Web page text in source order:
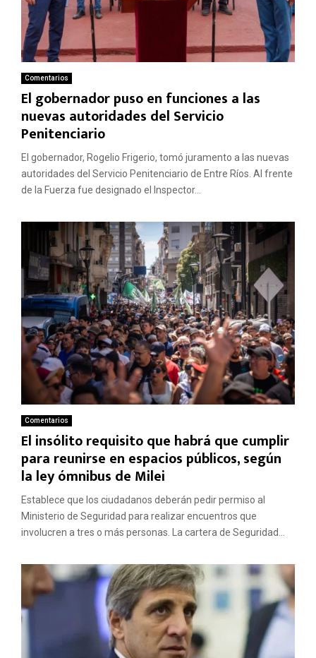
Comentarios
El gobernador puso en funciones a las
nuevas autoridades del Servicio
Penitenciario
El gobernador, Rogelio Frigerio, tomó juramento a las nuevas
autoridades del Servicio Penitenciario de Entre Ríos. Al frente
de la Fuerza fue designado el Inspector...
Comentarios
El insólito requisito que habrá que cumplir
para reunirse en espacios públicos, según
la ley ómnibus de Milei
Establece que los ciudadanos deberán pedir permiso al
Ministerio de Seguridad para realizar encuentros que
involucren a tres o más personas. La cartera de Seguridad...